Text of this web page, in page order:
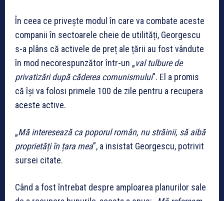
În ceea ce privește modul în care va combate aceste
companii în sectoarele cheie de utilități, Georgescu
s-a plâns că activele de preț ale țării au fost vândute
în mod necorespunzător într-un „val tulbure de
privatizări după căderea comunismului”. El a promis
că își va folosi primele 100 de zile pentru a recupera
aceste active.
„Mă interesează ca poporul român, nu străinii, să aibă
proprietăți în țara mea”, a insistat Georgescu, potrivit
sursei citate.
Când a fost întrebat despre amploarea planurilor sale